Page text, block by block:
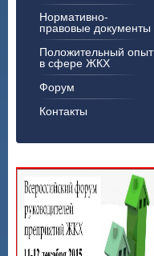
Нормативно-
правовые документы
Положительный опыт
в сфере ЖКХ
Форум
Контакты